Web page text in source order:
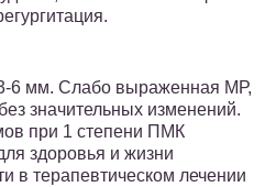
6 мм. Слабо выраженная МР,
значительных изменений.
при 1 степени ПМК
здоровья и жизни
в терапевтическом лечении